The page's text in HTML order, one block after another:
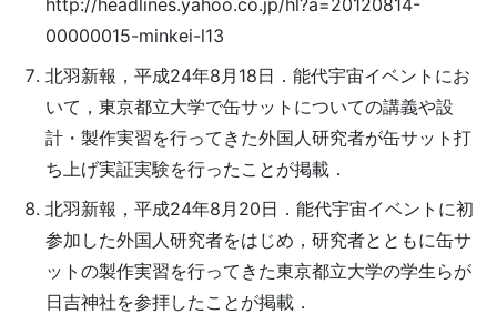
http://headlines.yahoo.co.jp/hl?a=20120814-
00000015-minkei-l13
北羽新報，平成24年8月18日．能代宇宙イベントにお
いて，東京都立大学で缶サットについての講義や設
計・製作実習を行ってきた外国人研究者が缶サット打
ち上げ実証実験を行ったことが掲載．
北羽新報，平成24年8月20日．能代宇宙イベントに初
参加した外国人研究者をはじめ，研究者とともに缶サ
ットの製作実習を行ってきた東京都立大学の学生らが
日吉神社を参拝したことが掲載．